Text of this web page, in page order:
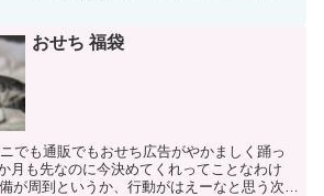
おせち 福袋
でも通販でもおせち広告がやかましく踊っ
月も先なのに今決めてくれってことなわけ
が周到というか、行動がはえーなと思う次第